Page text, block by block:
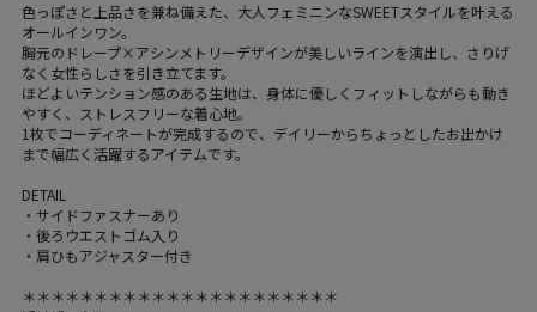
色っぽさと上品さを兼ね備えた、大人フェミニンなSWEETスタイルを叶える
オールインワン。
胸元のドレープ×アシンメトリーデザインが美しいラインを演出し、さりげ
なく女性らしさを引き立てます。
ほどよいテンション感のある生地は、身体に優しくフィットしながらも動き
やすく、ストレスフリーな着心地。
1枚でコーディネートが完成するので、デイリーからちょっとしたお出かけ
まで幅広く活躍するアイテムです。
DETAIL
・サイドファスナーあり
・後ろウエストゴム入り
・肩ひもアジャスター付き
＊＊＊＊＊＊＊＊＊＊＊＊＊＊＊＊＊＊＊＊＊＊